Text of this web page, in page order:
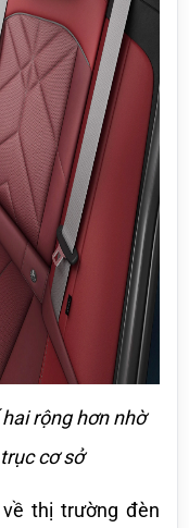
rộng hơn nhờ
cơ sở
thị trường đèn